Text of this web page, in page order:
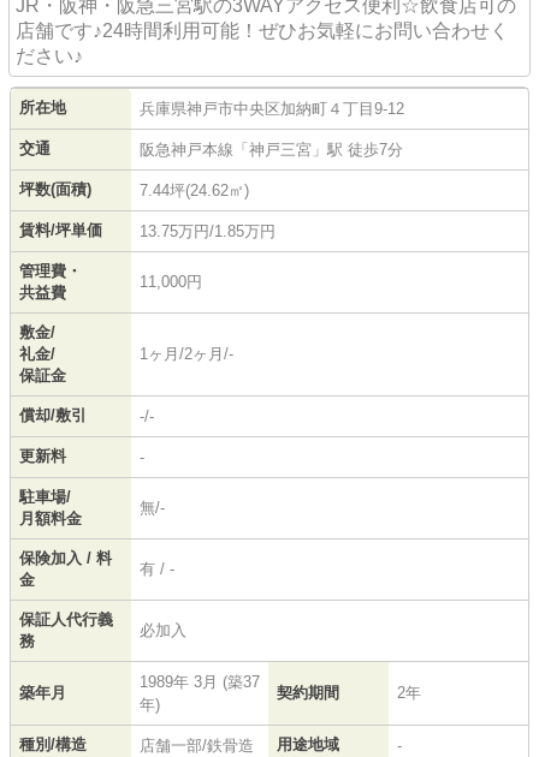
JR・阪神・阪急三宮駅の3WAYアクセス便利☆飲食店可の
店舗です♪24時間利用可能！ぜひお気軽にお問い合わせく
ださい♪
所在地 兵庫県神戸市中央区加納町 ４丁目9-12
交通 阪急神戸本線 「 神戸三宮 」駅 徒歩7分
坪数(面積) 7.44坪(24.62㎡)
賃料/坪単価 13.75万円/1.85万円
管理費・
共益費
11,000円
敷金/
礼金/
保証金
1ヶ月/2ヶ月/-
償却/敷引 -/-
更新料 -
駐車場/
月額料金
無/-
保険加入 / 料
金
有 / -
保証人代行義
務
必加入
築年月
1989年 3月 (築37
年)
契約期間 2年
種別/構造 店舗一部/鉄骨造 用途地域 -